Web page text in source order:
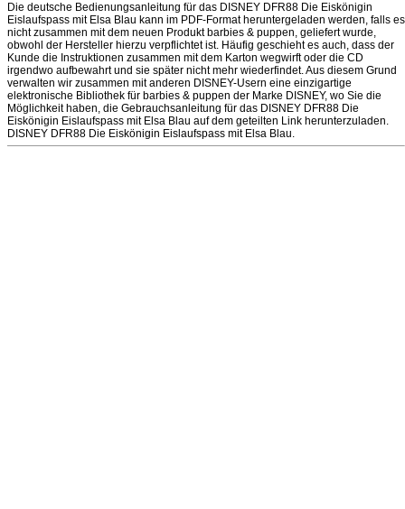
Die deutsche Bedienungsanleitung für das DISNEY DFR88 Die Eiskönigin
Eislaufspass mit Elsa Blau kann im PDF-Format heruntergeladen werden, falls es
nicht zusammen mit dem neuen Produkt barbies & puppen, geliefert wurde,
obwohl der Hersteller hierzu verpflichtet ist. Häufig geschieht es auch, dass der
Kunde die Instruktionen zusammen mit dem Karton wegwirft oder die CD
irgendwo aufbewahrt und sie später nicht mehr wiederfindet. Aus diesem Grund
verwalten wir zusammen mit anderen DISNEY-Usern eine einzigartige
elektronische Bibliothek für barbies & puppen der Marke DISNEY, wo Sie die
Möglichkeit haben, die Gebrauchsanleitung für das DISNEY DFR88 Die
Eiskönigin Eislaufspass mit Elsa Blau auf dem geteilten Link herunterzuladen.
DISNEY DFR88 Die Eiskönigin Eislaufspass mit Elsa Blau.